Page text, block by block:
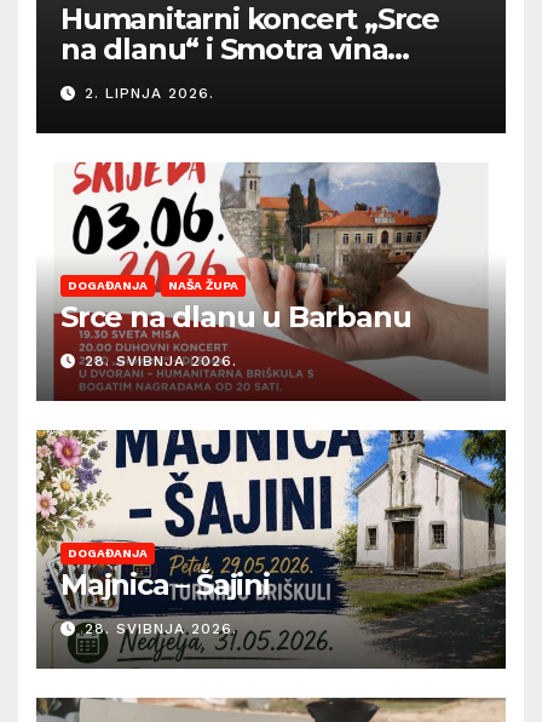
Humanitarni koncert „Srce
na dlanu“ i Smotra vina
Općine Barban otvaraju
sezonu ljetnih događanja
2. LIPNJA 2026.
DOGAĐANJA NAŠA ŽUPA
Srce na dlanu u Barbanu
28. SVIBNJA 2026.
DOGAĐANJA
Majnica – Šajini
28. SVIBNJA 2026.